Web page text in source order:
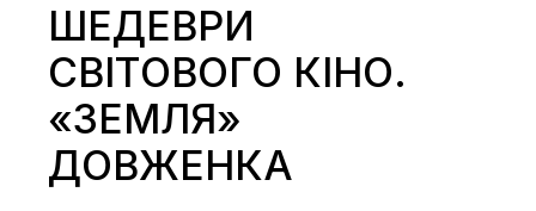
ШЕДЕВРИ
СВІТОВОГО КІНО.
«ЗЕМЛЯ»
ДОВЖЕНКА